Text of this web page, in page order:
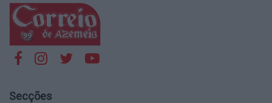
Secções